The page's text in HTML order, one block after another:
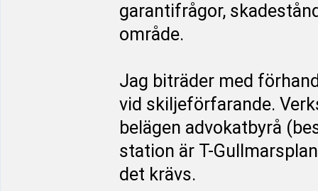
garantifrågor,
område.
Jag biträder med
vid skiljeförfarande.
belägen advokatbyrå
station är T-
det krävs.